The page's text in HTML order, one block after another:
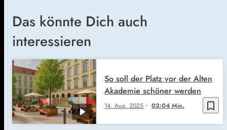
Das könnte Dich auch
interessieren
bookmark_border
14. Aug. 2025 02:04 Min.
So soll der Platz vor der Alten
Akademie schöner werden